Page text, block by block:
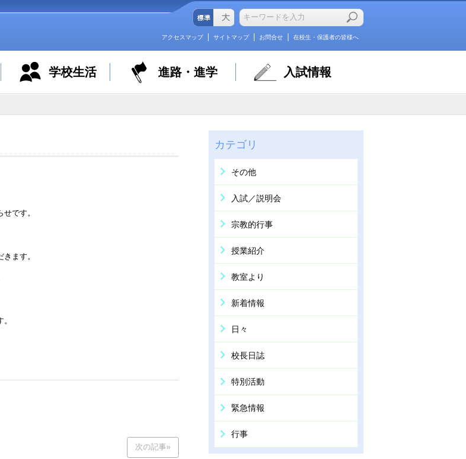
アクセスマップ サイトマップ お問合せ 在校生・保護者の皆様へ
学校生活 進路・進学 入試情報
です。
ます。
次の記事»
カテゴリ
その他
入試／説明会
宗教的行事
授業紹介
教室より
新着情報
日々
校長日誌
特別活動
緊急情報
行事